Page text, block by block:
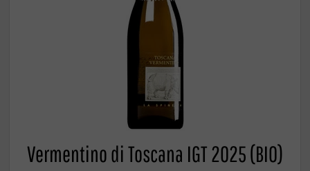
Vermentino di Toscana IGT 2025 (BIO)